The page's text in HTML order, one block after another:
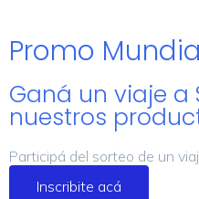
Promo
Ganá un viaje a
nuestros
Participá del sorteo de un
Inscribite acá